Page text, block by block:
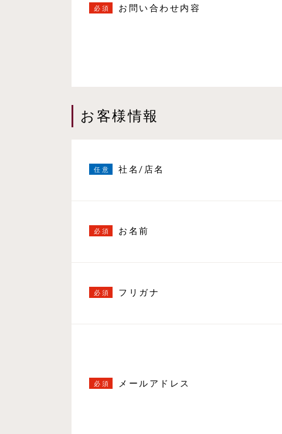
お問い合わせ内容
お客様情報
社名/店名
お名前
フリガナ
メールアドレス